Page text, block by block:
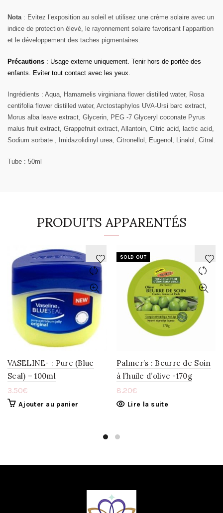
Nota: Evitez l’exposition au soleil et utilisez une crème solaire avec un
indice de protection élevé, le rayonnement solaire favorisant l’apparition
et le développement des taches pigmentaires.
Précautions : Usage externe uniquement. Tenir hors de portée des
enfants. Eviter tout contact avec les yeux.
Ingrédients : Aqua, Hamamelis virginiana flower distilled water, Rosa
centifolia flower distilled water, Arctostaphylos UVA-Ursi barc extract,
Morus alba leave extract, Glycerin, PEG -7 Glyceryl coconate Pyrus
malus fruit extract, Grappefruit extract, Allantoin, Citric acid, lactic acid,
Sodium sorbate , Imidazolidinyl urea, Citronellol, Eugenol, Linalol, Citral.
Tube : 50ml
PRODUITS APPARENTÉS
VASELINE- : Pure (Blue
Seal) – 100ml
3.50€
Ajouter au panier
SOLD OUT
Palmer’s : Beurre de Soin
à l’huile d’olive -170g
8.20€
Lire la suite